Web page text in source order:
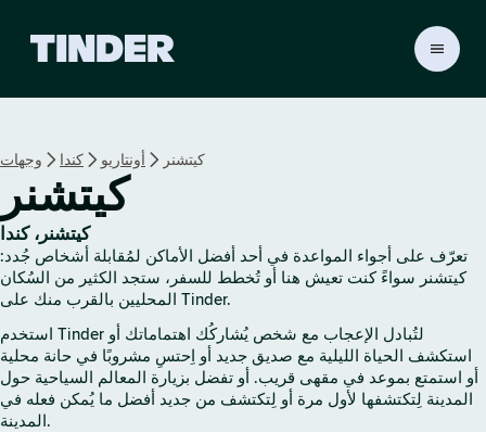
ة
ئ
ي
س
ة
ل
ـ
T
وجهات كندا أونتاريو كيتشنر
كيتشنر
كيتشنر، كندا
تعرّف على أجواء المواعدة في أحد أفضل الأماكن لمُقابلة أشخاص جُدد:
كيتشنر سواءً كنت تعيش هنا أو تُخطط للسفر، ستجد الكثير من السُكان
المحليين بالقرب منك على Tinder.
استخدم Tinder لتُبادل الإعجاب مع شخص يُشاركُك اهتماماتك أو
استكشف الحياة الليلية مع صديق جديد أو اِحتسِ مشروبًا في حانة محلية
أو استمتع بموعد في مقهى قريب. أو تفضل بزيارة المعالم السياحية حول
المدينة لِتكتشفها لأول مرة أو لِتكتشف من جديد أفضل ما يُمكن فعله في
المدينة.